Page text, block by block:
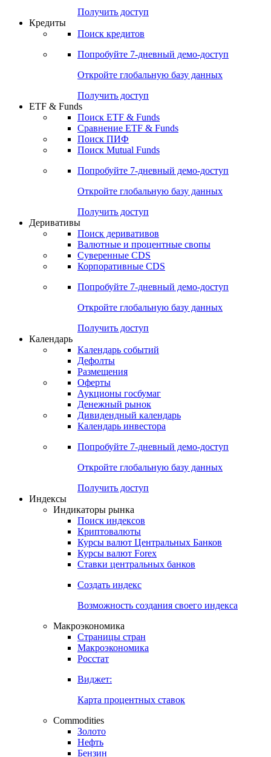
Попробуйте7-дневный
Откройте глобальную базу данных
Получить доступ
Поиск кредитов
Попробуйте7-дневный
Откройте глобальную базу данных
Получить доступ
ETF & Funds
Сравнение ETF & Funds
Поиск Mutual Funds
Попробуйте7-дневный
Откройте глобальную базу данных
Получить доступ
Деривативы
Валютные и процентные свопы
Корпоративные CDS
Попробуйте7-дневный
Откройте глобальную базу данных
Получить доступ
Календарь
Календарь событий
Дефолты
Размещения
Оферты
Денежный рынок
Календарь инвестора
Попробуйте7-дневный
Откройте глобальную базу данных
Получить доступ
Индикаторы рынка
Поиск индексов
Курсы валют Центральных Банков
Ставки центральных банков
Создать индекс
Возможность создания своего индекса
Страницы стран
Росстат
Виджет:
Карта процентных ставок